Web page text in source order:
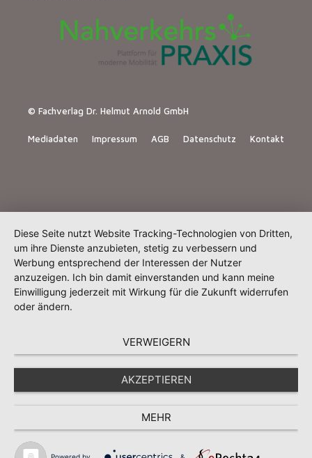
© Fachverlag Dr. Helmut Arnold GmbH
Mediadaten Impressum AGB Datenschutz Kontakt
Diese Seite nutzt Website Tracking-Technologien von Dritten,
um ihre Dienste anzubieten, stetig zu verbessern und
Werbung entsprechend der Interessen der Nutzer
anzuzeigen. Ich bin damit einverstanden und kann meine
Einwilligung jederzeit mit Wirkung für die Zukunft widerrufen
oder ändern.
VERWEIGERN
AKZEPTIEREN
MEHR